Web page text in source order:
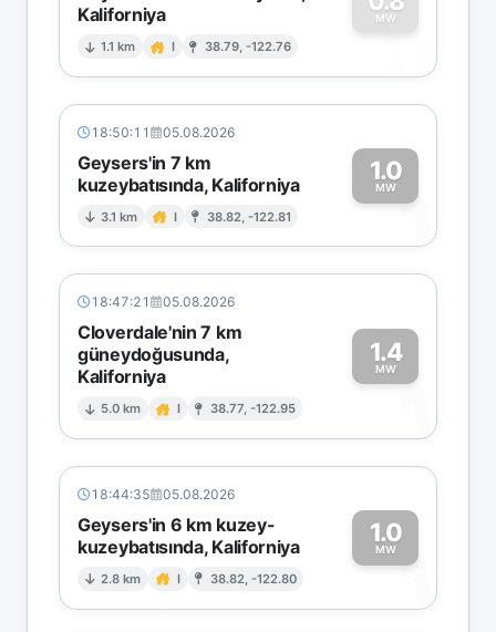
Kaliforniya
1.1 km I 38.79, -122.76
MW
0
18:50:11 05.08.2026
Geysers'in 7 km
kuzeybatısında, Kaliforniya
3.1 km I 38.82, -122.81
1.0
MW1
18:47:21 05.08.2026
Cloverdale'nin 7 km
güneydoğusunda,
Kaliforniya
5.0 km I 38.77, -122.95
1.4
MW
1
18:44:35 05.08.2026
Geysers'in 6 km kuzey-
kuzeybatısında, Kaliforniya
2.8 km I 38.82, -122.80
1.0
MW1